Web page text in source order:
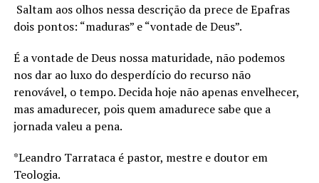
Saltam aos olhos nessa descrição da prece de Epafras
dois pontos: “maduras” e “vontade de Deus”.
É a vontade de Deus nossa maturidade, não podemos
nos dar ao luxo do desperdício do recurso não
renovável, o tempo. Decida hoje não apenas envelhecer,
mas amadurecer, pois quem amadurece sabe que a
jornada valeu a pena.
*Leandro Tarrataca é pastor, mestre e doutor em
Teologia.